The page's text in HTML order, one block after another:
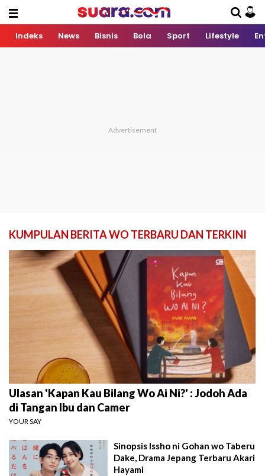
Indeks News Bisnis Bola Sport Lifestyle
KUMPULAN BERITA WO TERBARU DAN TERKINI
Ulasan 'Kapan Kau Bilang Wo Ai Ni?' : Jodoh Ada
di Tangan Ibu dan Camer
YOUR SAY
Sinopsis Issho ni Gohan wo Taberu
Dake, Drama Jepang Terbaru Akari
Hayami